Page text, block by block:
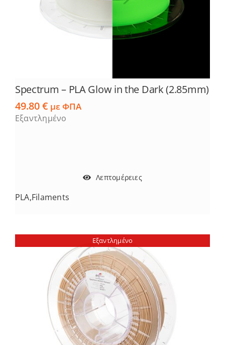
Spectrum – PLA Glow in the Dark (2.85mm)
49.80€ με ΦΠΑ
Εξαντλημένο
Λεπτομέρειες
PLA,Filaments
Εξαντλημένο